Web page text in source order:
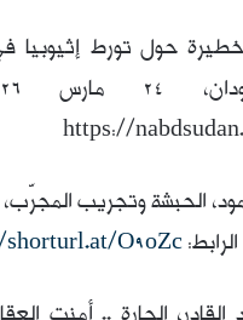
حول تورط إثيوبيا
https://
O9oZc